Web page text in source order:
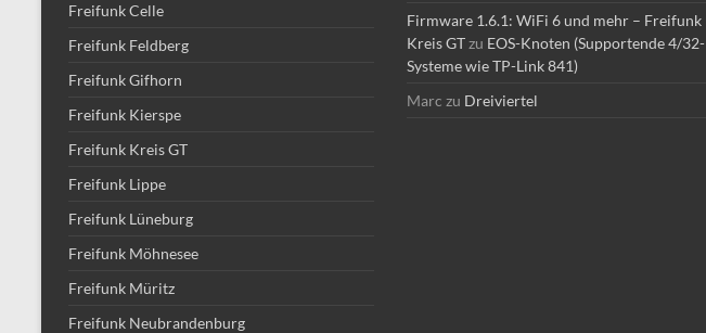
Freifunk Celle
Freifunk Feldberg
Freifunk Gifhorn
Freifunk Kierspe
Freifunk Kreis GT
Freifunk Lippe
Freifunk Lüneburg
Freifunk Möhnesee
Freifunk Müritz
Freifunk Neubrandenburg
Firmware 1.6.1: WiFi 6 und mehr – Freifunk
Kreis GTzu EOS-Knoten (Supportende 4/32-
Systeme wie TP-Link 841)
Marc zu Dreiviertel